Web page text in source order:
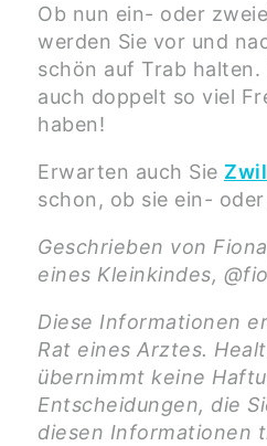
Ob nun ein- oder
werden Sie vor und
schön auf Trab halten.
auch doppelt so viel
haben!
Erwarten auch Sie
schon, ob sie ein-
Geschrieben von
eines Kleinkindes,
Diese Informationen
Rat eines Arztes.
übernimmt keine
Entscheidungen, die
diesen Informationen